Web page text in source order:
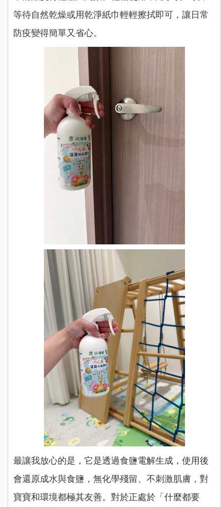
等待自然乾燥或用乾淨紙巾輕輕擦拭即可，讓日常
防疫變得簡單又省心。
最讓我放心的是，它是透過食鹽電解生成，使用後
會還原成水與食鹽，無化學殘留、不刺激肌膚，對
寶寶和環境都極其友善。對於正處於「什麼都要